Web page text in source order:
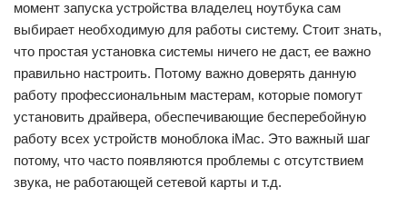
момент запуска устройства владелец ноутбука сам
выбирает необходимую для работы систему. Стоит знать,
что простая установка системы ничего не даст, ее важно
правильно настроить. Потому важно доверять данную
работу профессиональным мастерам, которые помогут
установить драйвера, обеспечивающие бесперебойную
работу всех устройств моноблока iMac. Это важный шаг
потому, что часто появляются проблемы с отсутствием
звука, не работающей сетевой карты и т.д.